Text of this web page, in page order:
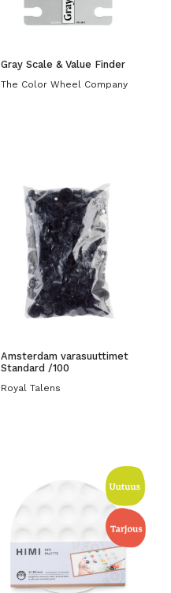
Gray Scale & Value Finder
The Color Wheel Company
Amsterdam varasuuttimet
Standard /100
Royal Talens